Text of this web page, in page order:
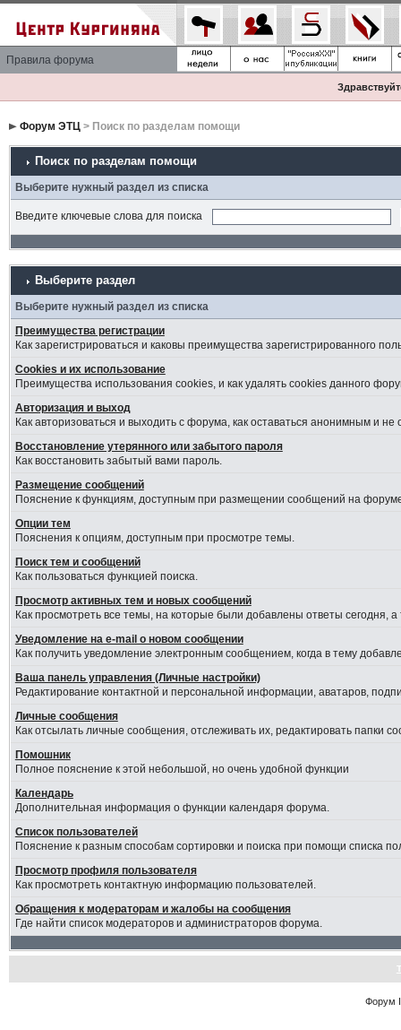
Правила форума
Форум ЭТЦ> Поиск по разделам помощи
Поиск по разделам помощи
Выберите нужный раздел из списка
Введите ключевые слова для поиска
Выберите раздел
Выберите нужный раздел из списка
Преимущества регистрации
Как зарегистрироваться и каковы преимущества зарегистрированного
Cookies и их использование
Преимущества использования cookies, и как удалять cookies данного
Авторизация и выход
Как авторизоваться и выходить с форума, как оставаться анонимным и
Восстановление утерянного или забытого пароля
Как восстановить забытый вами пароль.
Размещение сообщений
Пояснение к функциям, доступным при размещении сообщений на
Опции тем
Пояснения к опциям, доступным при просмотре темы.
Поиск тем и сообщений
Как пользоваться функцией поиска.
Просмотр активных тем и новых сообщений
Как просмотреть все темы, на которые были добавлены ответы сегодня,
Уведомление на е-mail о новом сообщении
Как получить уведомление электронным сообщением, когда в тему
Ваша панель управления (Личные настройки)
Редактирование контактной и персональной информации, аватаров,
Личные сообщения
Как отсылать личные сообщения, отслеживать их, редактировать папки
Помошник
Полное пояснение к этой небольшой, но очень удобной функции
Календарь
Дополнительная информация о функции календаря форума.
Список пользователей
Пояснение к разным способам сортировки и поиска при помощи списка
Просмотр профиля пользователя
Как просмотреть контактную информацию пользователей.
Обращения к модераторам и жалобы на сообщения
Где найти список модераторов и администраторов форума.
Форум